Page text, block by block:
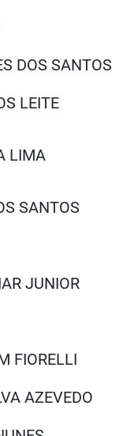
DOS
LEITE
LIMA
SANTOS
JUNIOR
FIORELLI
AZEVEDO